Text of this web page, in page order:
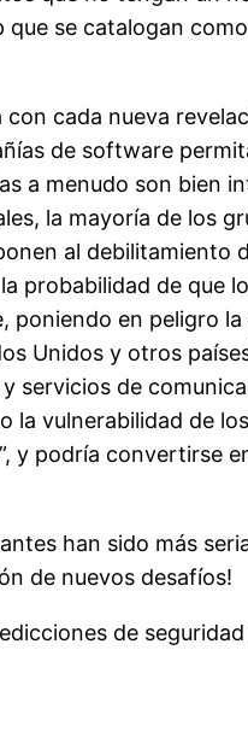
se catalogan
cada nueva
de software
a menudo son bien
la mayoría de los
al
probabilidad de que
en peligro
Unidos y otros
servicios de
vulnerabilidad de
podría convertirse
han sido más
de nuevos desafíos!
de